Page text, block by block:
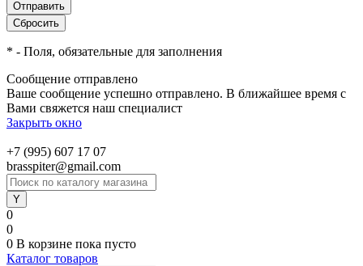
* - Поля, обязательные для заполнения
Сообщение отправлено
Ваше сообщение успешно отправлено. В ближайшее время с
Вами свяжется наш специалист
Закрыть окно
+7 (995) 607 17 07
brasspiter@gmail.com
0
0
0 В корзине пока пусто
Каталог товаров